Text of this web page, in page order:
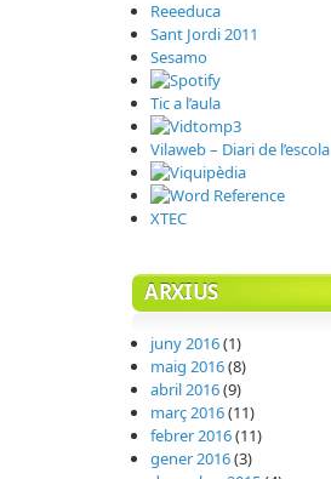
Reeeduca
Sant Jordi 2011
Sesamo
Tic a l’aula
Vilaweb – Diari de l’escola
XTEC
ARXIUS
juny 2016(1)
maig 2016(8)
abril 2016(9)
març 2016(11)
febrer 2016(11)
gener 2016(3)